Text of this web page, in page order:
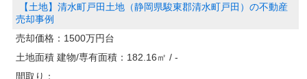
【土地】清水町戸田土地（静岡県駿東郡清水町戸田）の不動産
売却事例
売却価格： 1500万円台
土地面積 建物/専有面積： 182.16㎡ / -
間取り：